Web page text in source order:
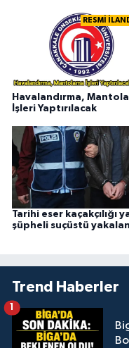
RESMİ
Havalandırma,
İşleri Yaptırılacak
Tarihi eser kaçakçılığı
şüpheli suçüstü
Trend Haberler
1